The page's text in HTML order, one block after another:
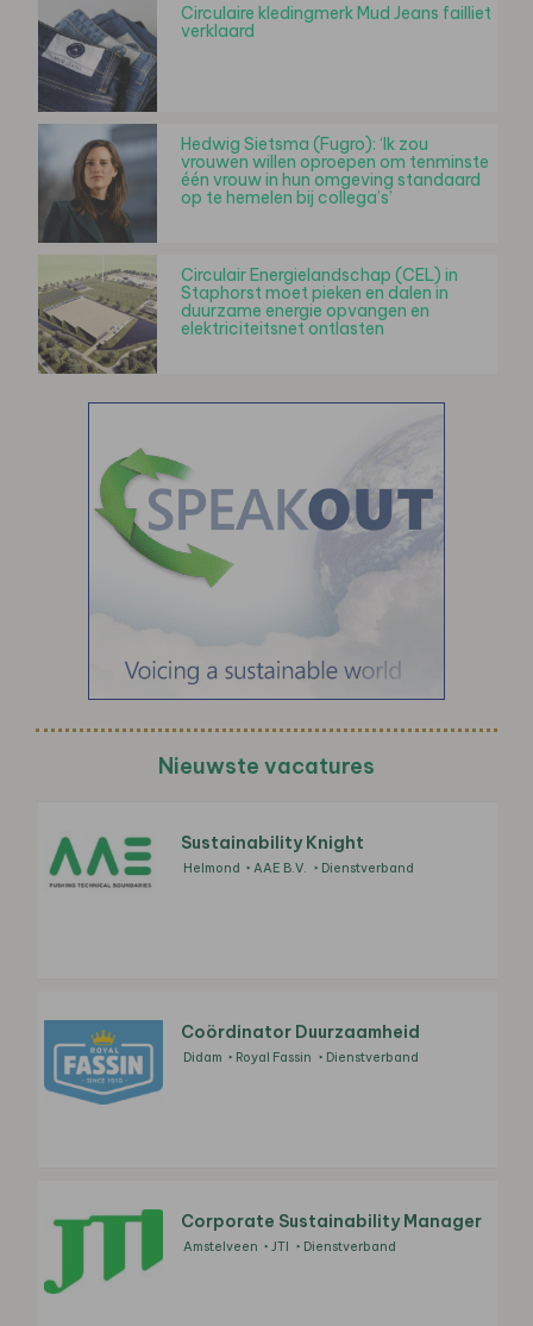
Circulaire kledingmerk Mud Jeans failliet
verklaard
Hedwig Sietsma (Fugro): ‘Ik zou
vrouwen willen oproepen om tenminste
één vrouw in hun omgeving standaard
op te hemelen bij collega’s’
Circulair Energielandschap (CEL) in
Staphorst moet pieken en dalen in
duurzame energie opvangen en
elektriciteitsnet ontlasten
Nieuwste vacatures
Sustainability Knight
Helmond AAE B.V. Dienstverband
Coördinator Duurzaamheid
Didam Royal Fassin Dienstverband
Corporate Sustainability Manager
Amstelveen JTI Dienstverband